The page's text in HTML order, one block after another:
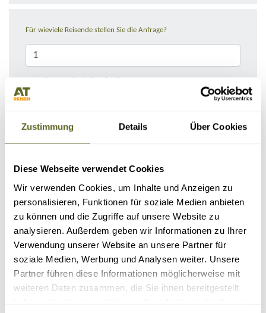
Zustimmung Details Über Cookies
Diese Webseite verwendet Cookies
Wir verwenden Cookies, um Inhalte und Anzeigen zu
personalisieren, Funktionen für soziale Medien anbieten
zu können und die Zugriffe auf unsere Website zu
analysieren. Außerdem geben wir Informationen zu Ihrer
Verwendung unserer Website an unsere Partner für
soziale Medien, Werbung und Analysen weiter. Unsere
Partner führen diese Informationen möglicherweise mit
weiteren Daten zusammen, die Sie ihnen bereitgestellt
Für wieviele Reisende stellen Sie die Anfrage?
KONTAKTDATEN